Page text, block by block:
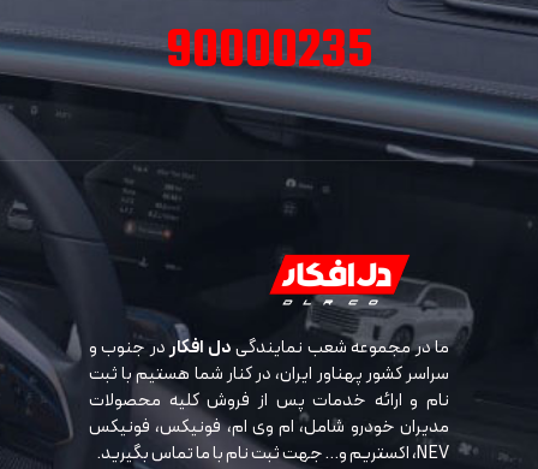
90000235
ما در مجموعه شعب نمایندگیدل افکاردر جنوب و
سراسر کشور پهناور ایران، در کنار شما هستیم با ثبت
نام و ارائه خدمات پس از فروش کلیه محصولات
مدیران خودرو شامل، ام وی ام، فونیکس، فونیکس
NEV، اکستریم و… جهت ثبت نام با ما تماس بگیرید.